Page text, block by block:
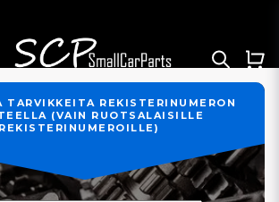
TARVIKKEITA REKISTERINUMERON
(VAIN RUOTSALAISILLE
REKISTERINUMEROILLE)